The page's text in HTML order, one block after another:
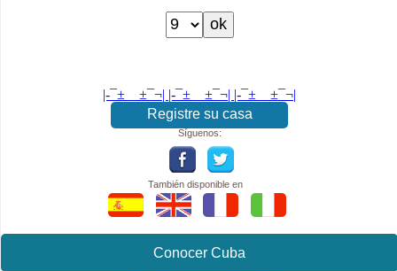
|-¯±­__­±¯¬| |-¯±­__­±¯¬| |-¯±­__­±¯¬|
Registre su casa
Síguenos:
También disponible en
Conocer Cuba